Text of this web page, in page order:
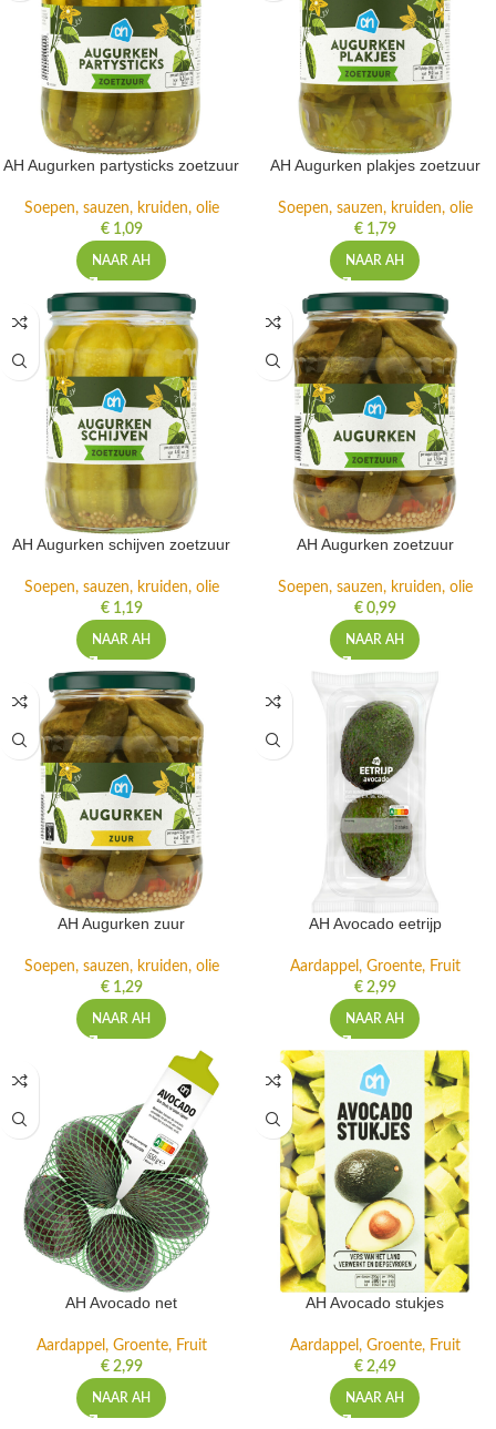
AH Augurken partysticks zoetzuur
Soepen, sauzen, kruiden, olie
€1,09
NAAR AH
AH Augurken plakjes zoetzuur
Soepen, sauzen, kruiden, olie
€1,79
NAAR AH
AH Augurken schijven zoetzuur
Soepen, sauzen, kruiden, olie
€1,19
NAAR AH
AH Augurken zoetzuur
Soepen, sauzen, kruiden, olie
€0,99
NAAR AH
AH Augurken zuur
Soepen, sauzen, kruiden, olie
€1,29
NAAR AH
AH Avocado eetrijp
Aardappel, Groente, Fruit
€2,99
NAAR AH
AH Avocado net
Aardappel, Groente, Fruit
€2,99
NAAR AH
AH Avocado stukjes
Aardappel, Groente, Fruit
€2,49
NAAR AH